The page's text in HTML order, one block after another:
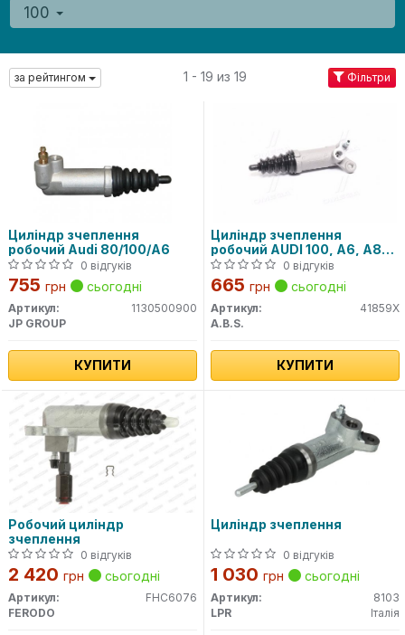
100
за рейтингом 1 - 19 из 19 Фільтри
Циліндр зчеплення
робочий Audi 80/100/A6
0 відгуків
755 грн сьогодні
Артикул:
1130500900
JP GROUP
КУПИТИ
Циліндр зчеплення
робочий AUDI 100, A6, A8
1.8-2.5TDI 83-02 (Вир-во
ABS)
0 відгуків
665 грн сьогодні
Артикул:
41859X
A.B.S.
КУПИТИ
Робочий циліндр
зчеплення
0 відгуків
2 420 грн сьогодні
Артикул:
FHC6076
FERODO
Циліндр зчеплення
0 відгуків
1 030 грн сьогодні
Артикул:
8103
LPR
Італія